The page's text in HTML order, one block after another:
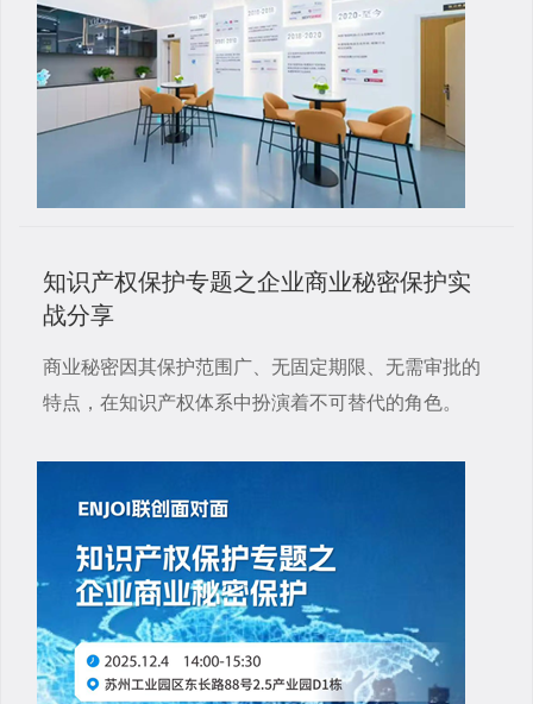
知识产权保护专题之企业商业秘密保护实
战分享
商业秘密因其保护范围广、无固定期限、无需审批的
特点，在知识产权体系中扮演着不可替代的角色。